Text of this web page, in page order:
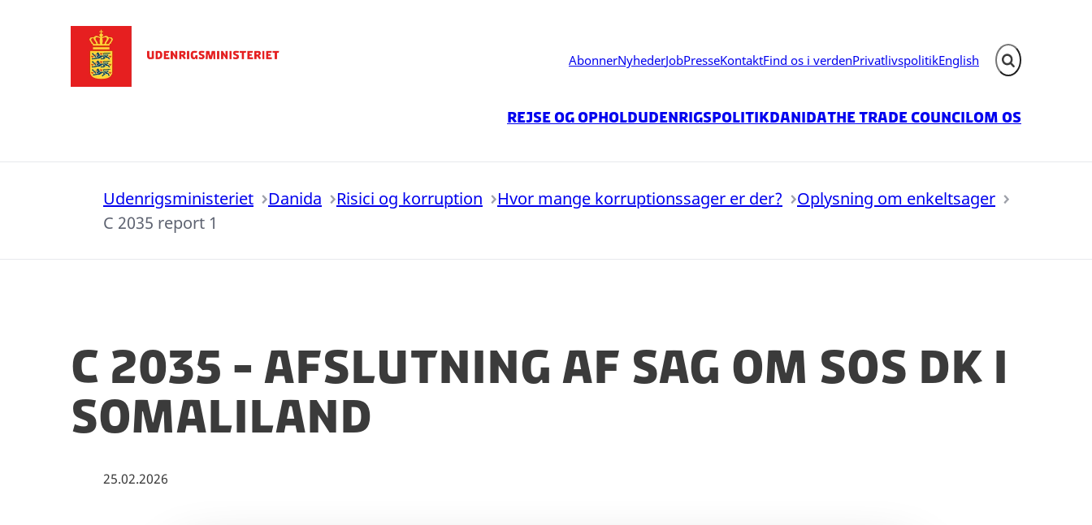
AbonnerNyhederJobPresseKontaktFind os i verdenPrivatlivspolitikEnglish Fold søgefelt ud
Rejse og opholdUdenrigspolitikDanidaThe Trade CouncilOm os
Udenrigsministeriet Danida Risici og korruption Hvor mange korruptionssager er der?
Oplysning om enkeltsager
C 2035 report 1
C 2035 - Afslutning af sag om SOS DK i
Somaliland
25.02.2026